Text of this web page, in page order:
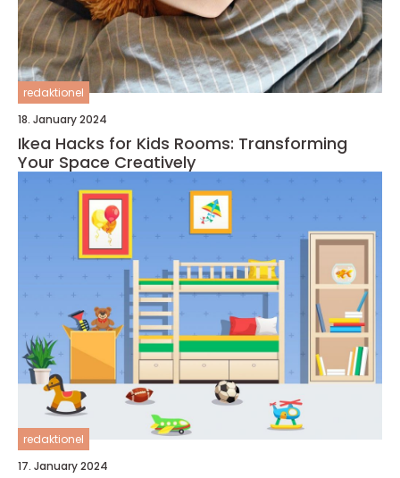
redaktionel
18. January 2024
Ikea Hacks for Kids Rooms: Transforming
Your Space Creatively
redaktionel
17. January 2024